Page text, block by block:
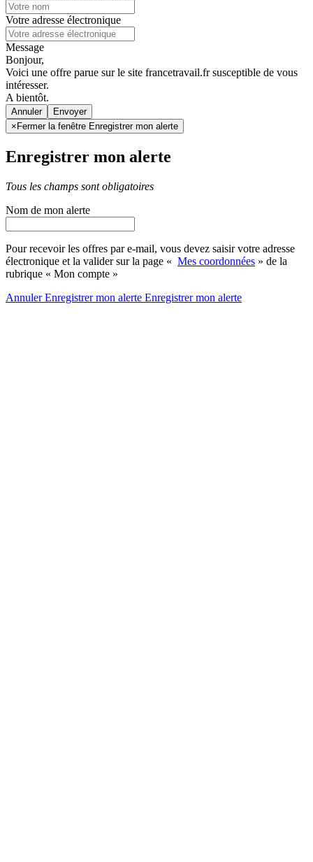
Votre adresse électronique
Message
Bonjour,
Voici une offre parue sur le site francetravail.fr susceptible de vous
intéresser.
A bientôt.
Annuler
× Fermer la fenêtre Enregistrer mon alerte
Enregistrer mon alerte
Tous les champs sont obligatoires
Nom de mon alerte
Pour recevoir les offres par e-mail, vous devez saisir votre adresse
électronique et la valider sur la page « Mes coordonnées » de la
rubrique « Mon compte »
AnnulerEnregistrer mon alerte Enregistrermon alerte